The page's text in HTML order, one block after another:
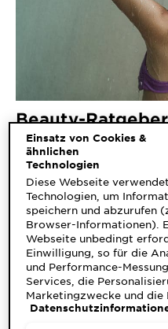
Cruelty Free
International
Eco
Beauty
Score
Beauty-
man Haare
Einsatz von Cookies &
ähnlichen
Technologien
Diese Webseite
Technologien, um
speichern und abzurufen
Browser-Informationen).
Webseite unbedingt
Einwilligung, so für die
und Performance-
Services, die
Marketingzwecke und die
Nicht unbedingt